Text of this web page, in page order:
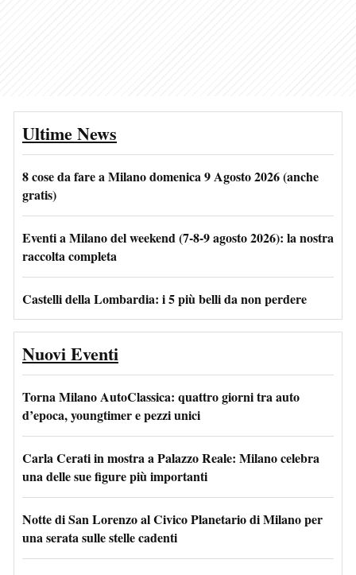
Ultime News
8 cose da fare a Milano domenica 9 Agosto 2026 (anche
gratis)
Eventi a Milano del weekend (7-8-9 agosto 2026): la nostra
raccolta completa
Castelli della Lombardia: i 5 più belli da non perdere
Nuovi Eventi
Torna Milano AutoClassica: quattro giorni tra auto
d’epoca, youngtimer e pezzi unici
Carla Cerati in mostra a Palazzo Reale: Milano celebra
una delle sue figure più importanti
Notte di San Lorenzo al Civico Planetario di Milano per
una serata sulle stelle cadenti